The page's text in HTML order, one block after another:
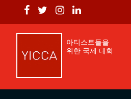
아티스트들을
위한 국제 대회